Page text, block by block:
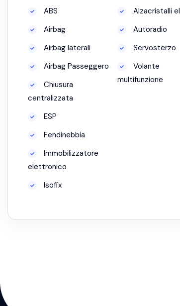
ABS
Airbag
Airbag laterali
Airbag Passeggero
Chiusura
centralizzata
ESP
Fendinebbia
Immobilizzatore
elettronico
Isofix
Alzacristalli
Autoradio
Servosterzo
Volante
multifunzione